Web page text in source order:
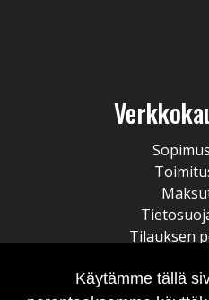
Tilauksen
Käytämme tällä